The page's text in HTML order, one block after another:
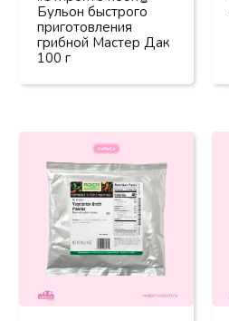
Бульон быстрого
приготовления
грибной Мастер Дак
100 г